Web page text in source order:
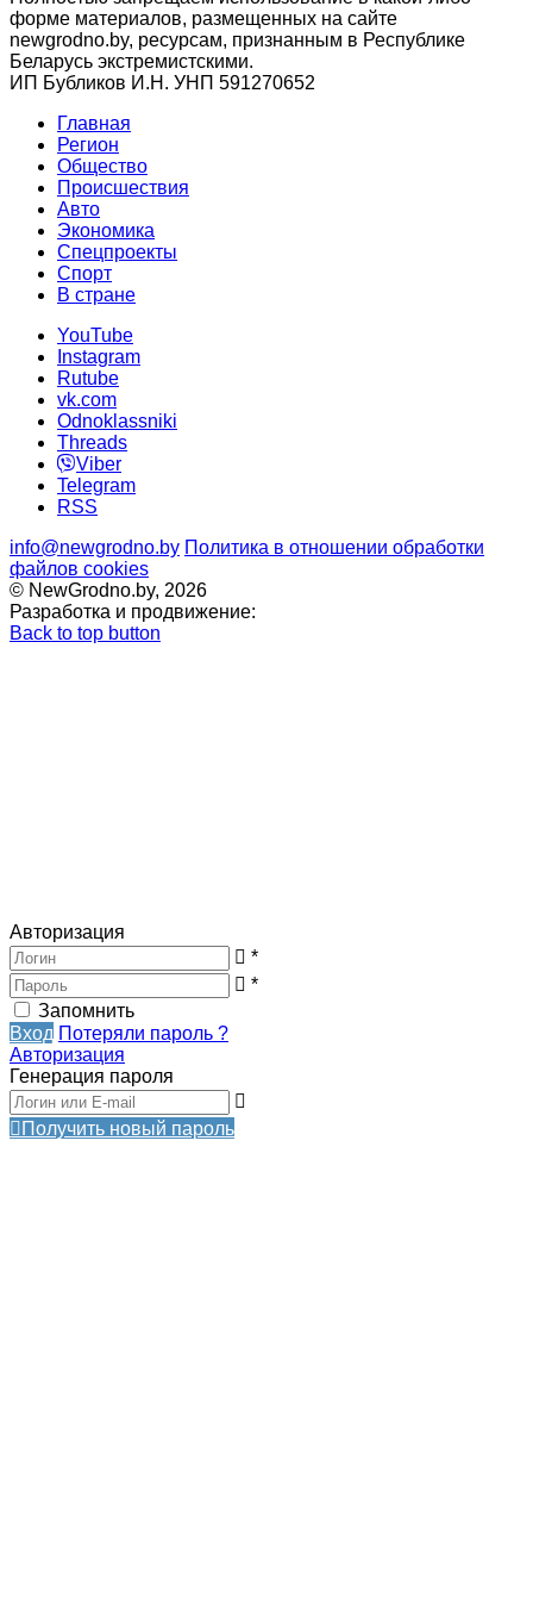
форме материалов, размещенных на сайте
newgrodno.by, ресурсам, признанным в Республике
Беларусь экстремистскими.
ИП Бубликов И.Н. УНП 591270652
Главная
Регион
Общество
Происшествия
Авто
Экономика
Спецпроекты
Cпорт
В стране
YouTube
Instagram
Rutube
vk.com
Odnoklassniki
Threads
Viber
Telegram
RSS
info@newgrodno.by Политика в отношении обработки
файлов cookies
© NewGrodno.by, 2026
Разработка и продвижение:
Back to top button
Авторизация
*
*
Запомнить
Вход Потеряли пароль ?
Авторизация
Генерация пароля
Получить новый пароль